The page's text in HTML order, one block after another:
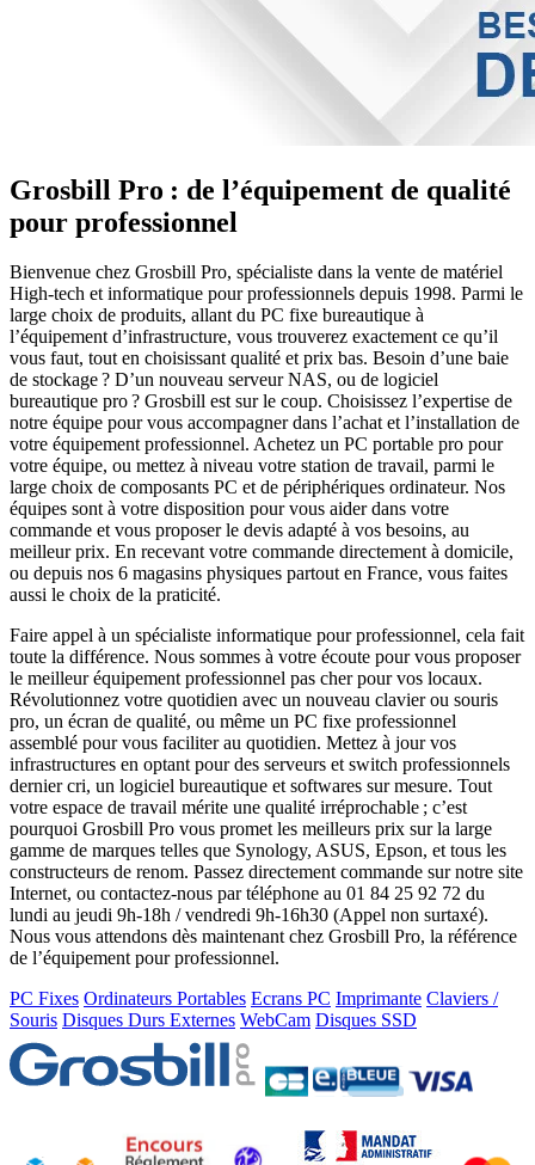
Grosbill Pro : de l’équipement de qualité
pour professionnel
Bienvenue chez Grosbill Pro, spécialiste dans la vente de matériel
High-tech et informatique pour professionnels depuis 1998. Parmi le
large choix de produits, allant du PC fixe bureautique à
l’équipement d’infrastructure, vous trouverez exactement ce qu’il
vous faut, tout en choisissant qualité et prix bas. Besoin d’une baie
de stockage ? D’un nouveau serveur NAS, ou de logiciel
bureautique pro ? Grosbill est sur le coup. Choisissez l’expertise de
notre équipe pour vous accompagner dans l’achat et l’installation de
votre équipement professionnel. Achetez un PC portable pro pour
votre équipe, ou mettez à niveau votre station de travail, parmi le
large choix de composants PC et de périphériques ordinateur. Nos
équipes sont à votre disposition pour vous aider dans votre
commande et vous proposer le devis adapté à vos besoins, au
meilleur prix. En recevant votre commande directement à domicile,
ou depuis nos 6 magasins physiques partout en France, vous faites
aussi le choix de la praticité.
Faire appel à un spécialiste informatique pour professionnel, cela fait
toute la différence. Nous sommes à votre écoute pour vous proposer
le meilleur équipement professionnel pas cher pour vos locaux.
Révolutionnez votre quotidien avec un nouveau clavier ou souris
pro, un écran de qualité, ou même un PC fixe professionnel
assemblé pour vous faciliter au quotidien. Mettez à jour vos
infrastructures en optant pour des serveurs et switch professionnels
dernier cri, un logiciel bureautique et softwares sur mesure. Tout
votre espace de travail mérite une qualité irréprochable ; c’est
pourquoi Grosbill Pro vous promet les meilleurs prix sur la large
gamme de marques telles que Synology, ASUS, Epson, et tous les
constructeurs de renom. Passez directement commande sur notre site
Internet, ou contactez-nous par téléphone au 01 84 25 92 72 du
lundi au jeudi 9h-18h / vendredi 9h-16h30 (Appel non surtaxé).
Nous vous attendons dès maintenant chez Grosbill Pro, la référence
de l’équipement pour professionnel.
PC Fixes Ordinateurs Portables Ecrans PC Imprimante Claviers /
Souris Disques Durs Externes WebCam Disques SSD